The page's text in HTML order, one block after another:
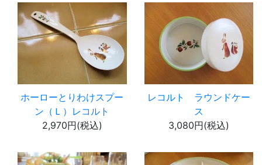
ホーローとりわけスプー
ン（Ｌ）レコルト
2,970円(税込)
レコルト ラウンドケー
ス
3,080円(税込)